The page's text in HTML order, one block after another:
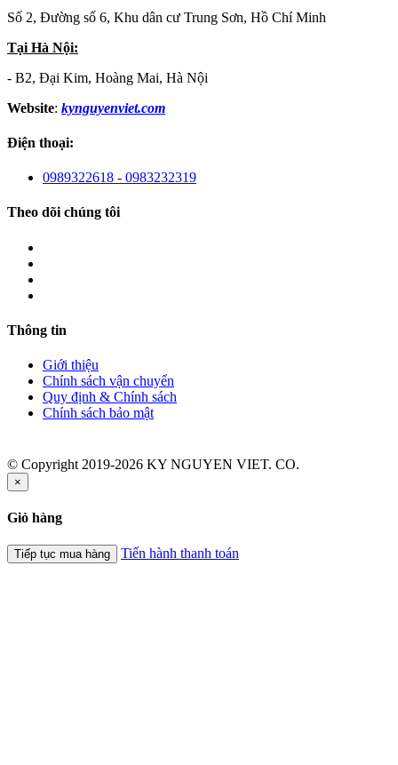
Số 2, Đường số 6, Khu dân cư Trung Sơn, Hồ Chí Minh
Tại Hà Nội:
- B2, Đại Kim, Hoàng Mai, Hà Nội
Website: kynguyenviet.com
Điện thoại:
0989322618 - 0983232319
Theo dõi chúng tôi
Thông tin
Giới thiệu
Chính sách vận chuyển
Quy định & Chính sách
Chính sách bảo mật
© Copyright 2019-2026 KY NGUYEN VIET. CO.
×
Giỏ hàng
Tiếp tục mua hàng Tiến hành thanh toán